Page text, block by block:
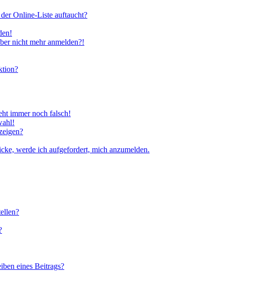
Online-Liste auftaucht?
nicht mehr anmelden?!
immer noch falsch!
werde ich aufgefordert, mich anzumelden.
eines Beitrags?